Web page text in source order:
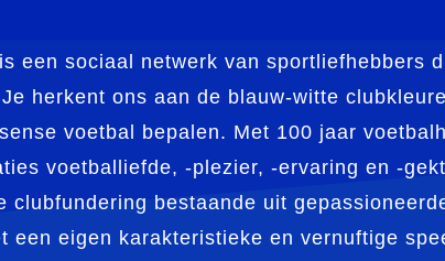
een sociaal netwerk van sportliefhebbers
herkent ons aan de blauw-witte
voetbal bepalen. Met 100 jaar
voetballiefde, -plezier, -ervaring en -
clubfundering bestaande uit
een eigen karakteristieke en vernuftige